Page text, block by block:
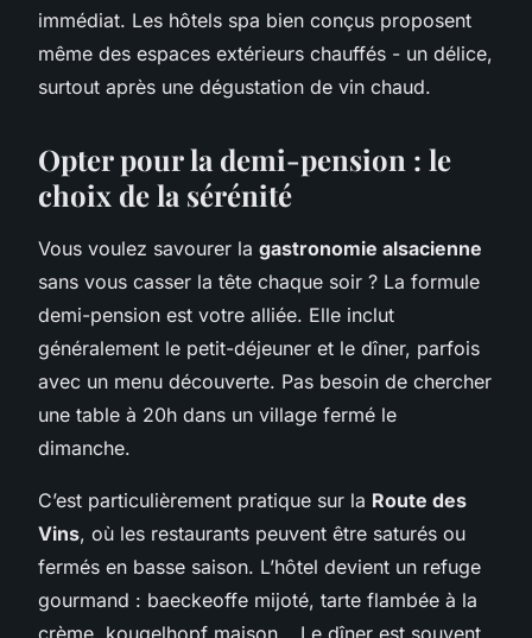
immédiat. Les hôtels spa bien conçus proposent
même des espaces extérieurs chauffés - un délice,
surtout après une dégustation de vin chaud.
Opter pour la demi-pension : le
choix de la sérénité
Vous voulez savourer la gastronomie alsacienne
sans vous casser la tête chaque soir ? La formule
demi-pension est votre alliée. Elle inclut
généralement le petit-déjeuner et le dîner, parfois
avec un menu découverte. Pas besoin de chercher
une table à 20h dans un village fermé le
dimanche.
C’est particulièrement pratique sur la Route des
Vins, où les restaurants peuvent être saturés ou
fermés en basse saison. L’hôtel devient un refuge
gourmand : baeckeoffe mijoté, tarte flambée à la
crème, kougelhopf maison… Le dîner est souvent